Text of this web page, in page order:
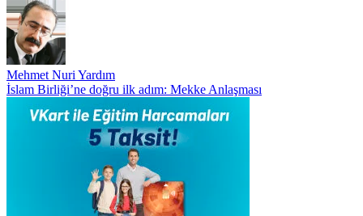
Mehmet Nuri Yardım
İslam Birliği’ne doğru ilk adım: Mekke Anlaşması